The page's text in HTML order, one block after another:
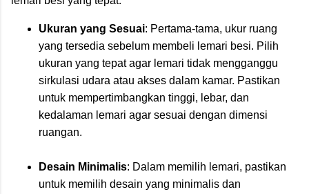
Ukuran yang Sesuai: Pertama-tama, ukur ruang
yang tersedia sebelum membeli lemari besi. Pilih
ukuran yang tepat agar lemari tidak mengganggu
sirkulasi udara atau akses dalam kamar. Pastikan
untuk mempertimbangkan tinggi, lebar, dan
kedalaman lemari agar sesuai dengan dimensi
ruangan.
Desain Minimalis: Dalam memilih lemari, pastikan
untuk memilih desain yang minimalis dan